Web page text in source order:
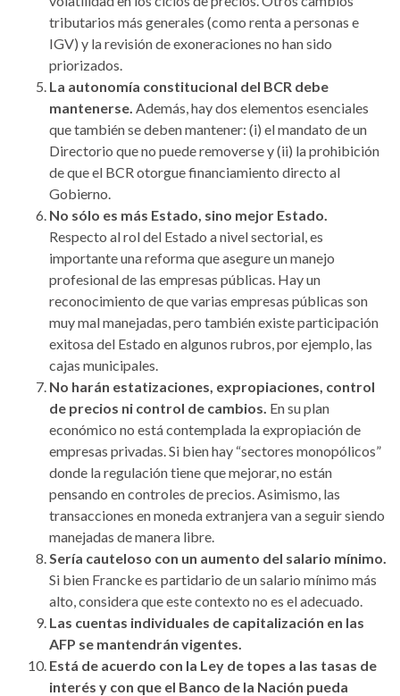
tributarios más generales (como renta a personas e
IGV) y la revisión de exoneraciones no han sido
priorizados.
La autonomía constitucional del BCR debe
mantenerse. Además, hay dos elementos esenciales
que también se deben mantener: (i) el mandato de un
Directorio que no puede removerse y (ii) la prohibición
de que el BCR otorgue financiamiento directo al
Gobierno.
No sólo es más Estado, sino mejor Estado.
Respecto al rol del Estado a nivel sectorial, es
importante una reforma que asegure un manejo
profesional de las empresas públicas. Hay un
reconocimiento de que varias empresas públicas son
muy mal manejadas, pero también existe participación
exitosa del Estado en algunos rubros, por ejemplo, las
cajas municipales.
No harán estatizaciones, expropiaciones, control
de precios ni control de cambios. En su plan
económico no está contemplada la expropiación de
empresas privadas. Si bien hay “sectores monopólicos”
donde la regulación tiene que mejorar, no están
pensando en controles de precios. Asimismo, las
transacciones en moneda extranjera van a seguir siendo
manejadas de manera libre.
Sería cauteloso con un aumento del salario mínimo.
Si bien Francke es partidario de un salario mínimo más
alto, considera que este contexto no es el adecuado.
Las cuentas individuales de capitalización en las
AFP se mantendrán vigentes.
Está de acuerdo con la Ley de topes a las tasas de
interés y con que el Banco de la Nación pueda